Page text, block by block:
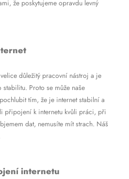
že poskytujeme opravdu levný
důležitý pracovní nástroj a je
Proto se může naše
tím, že je internet stabilní a
připojení k internetu kvůli práci, při
dat, nemusíte mít strach. Náš
internetu